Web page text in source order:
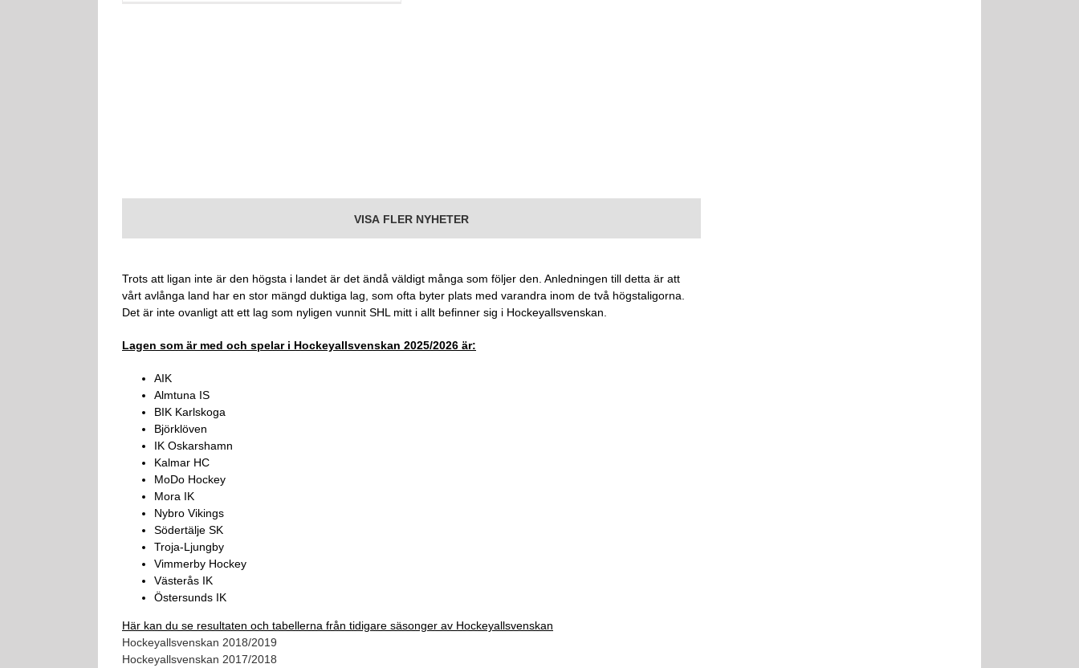
VISA FLER NYHETER
Trots att ligan inte är den högsta i landet är det ändå väldigt många som följer den. Anledningen till detta är att
vårt avlånga land har en stor mängd duktiga lag, som ofta byter plats med varandra inom de två högstaligorna.
Det är inte ovanligt att ett lag som nyligen vunnit SHL mitt i allt befinner sig i Hockeyallsvenskan.
Lagen som är med och spelar i Hockeyallsvenskan 2025/2026 är:
AIK
Almtuna IS
BIK Karlskoga
Björklöven
IK Oskarshamn
Kalmar HC
MoDo Hockey
Mora IK
Nybro Vikings
Södertälje SK
Troja-Ljungby
Vimmerby Hockey
Västerås IK
Östersunds IK
Här kan du se resultaten och tabellerna från tidigare säsonger av Hockeyallsvenskan
Hockeyallsvenskan 2018/2019
Hockeyallsvenskan 2017/2018